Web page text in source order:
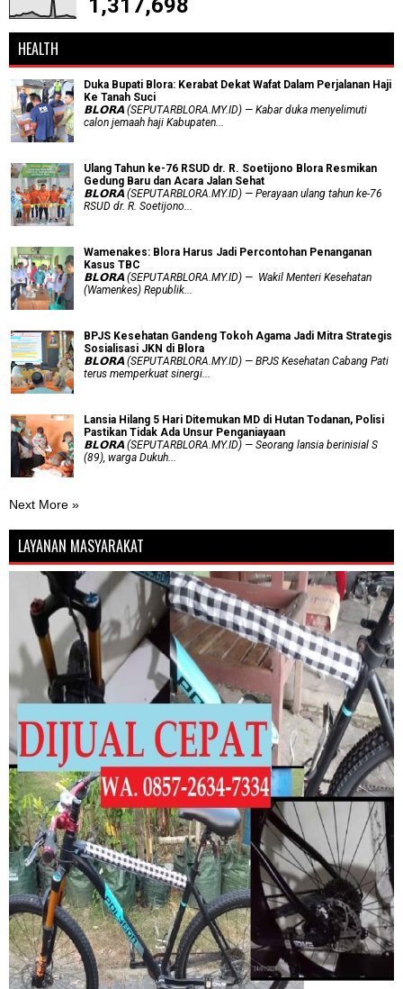
1,317,698
HEALTH
Duka Bupati Blora: Kerabat Dekat Wafat Dalam Perjalanan Haji
Ke Tanah Suci
𝗕𝗟𝗢𝗥𝗔 (SEPUTARBLORA.MY.ID) — Kabar duka menyelimuti
calon jemaah haji Kabupaten...
Ulang Tahun ke-76 RSUD dr. R. Soetijono Blora Resmikan
Gedung Baru dan Acara Jalan Sehat
𝗕𝗟𝗢𝗥𝗔 (SEPUTARBLORA.MY.ID) — Perayaan ulang tahun ke-76
RSUD dr. R. Soetijono...
Wamenakes: Blora Harus Jadi Percontohan Penanganan
Kasus TBC
𝗕𝗟𝗢𝗥𝗔 (SEPUTARBLORA.MY.ID) — Wakil Menteri Kesehatan
(Wamenkes) Republik...
BPJS Kesehatan Gandeng Tokoh Agama Jadi Mitra Strategis
Sosialisasi JKN di Blora
𝗕𝗟𝗢𝗥𝗔 (SEPUTARBLORA.MY.ID) — BPJS Kesehatan Cabang Pati
terus memperkuat sinergi...
Lansia Hilang 5 Hari Ditemukan MD di Hutan Todanan, Polisi
Pastikan Tidak Ada Unsur Penganiayaan
𝗕𝗟𝗢𝗥𝗔 (SEPUTARBLORA.MY.ID) — Seorang lansia berinisial S
(89), warga Dukuh...
Next More »
LAYANAN MASYARAKAT